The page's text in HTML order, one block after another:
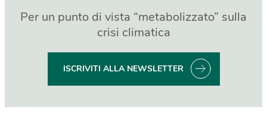
Per un punto di vista “metabolizzato” sulla
crisi climatica
ISCRIVITI ALLA NEWSLETTER